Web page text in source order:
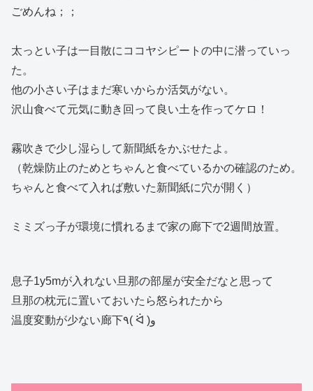
ごめんね；；
太っとい子は一目散にココヤシピートの中に潜っていっ
た。
他の小さい子はまだ寒いからか活気がない。
沢山食べて元気に動き回って良い土を作ってケロ！
霧吹きで少し湿らして新聞紙をかぶせたよ。
（乾燥防止のためとちゃんと食べているかの確認のため。
ちゃんと食べて入れば敷いた新聞紙に穴が開く）
ミミズっ子が環境に慣れるまで家の廊下で2週間放置。
息子1y5mが入れない旦那の部屋が安全だなと思って
旦那の枕元に置いておいたら怒られたから
温度変動が少ない廊下٩( ᐛ )و